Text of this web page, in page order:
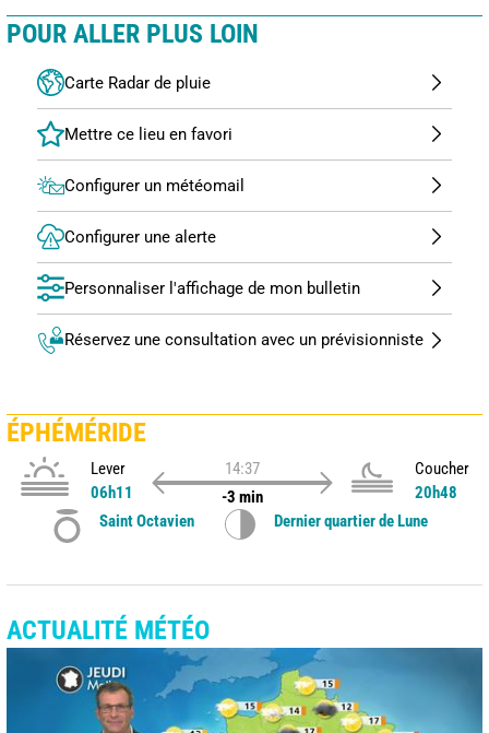
POUR ALLER PLUS LOIN
Carte Radar de pluie
Configurer un météomail
Configurer une alerte
Personnaliser l'affichage de mon bulletin
Réservez une consultation avec un prévisionniste
ÉPHÉMÉRIDE
Lever
06h11
14:37
-3 min
Coucher
20h48
Saint Octavien
Dernier quartier de Lune
ACTUALITÉ MÉTÉO